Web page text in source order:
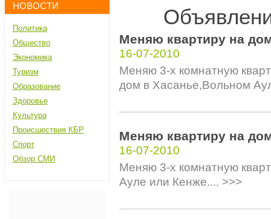
НОВОСТИ
Политика
Общество
Экономика
Туризм
Образование
Здоровье
Культура
Происшествия КБР
Спорт
Обзор СМИ
Меняю квартиру на
16-07-2010
Меняю 3-х комнатную
дом в Хасанье,Вольном
Меняю квартиру на
16-07-2010
Меняю 3-х комнатную
Ауле или Кенже.... >>>